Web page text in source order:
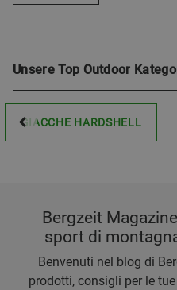
Unsere Top Outdoor
GIACCHE HARDSHELL
Bergzeit
sport di
Benvenuti nel blog di
prodotti, consigli per le